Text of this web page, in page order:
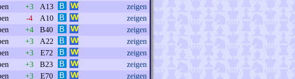
+3 A13
zeigen
-4 A10
zeigen
+4 B40
zeigen
+3 A22
zeigen
+3 E72
zeigen
+3 B23
zeigen
+3 E70 zeigen